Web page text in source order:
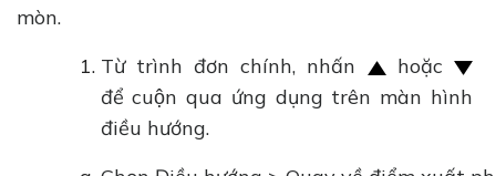
mòn.
Từ trình đơn chính, nhấn
hoặc
để cuộn qua ứng dụng trên màn hình
điều hướng.